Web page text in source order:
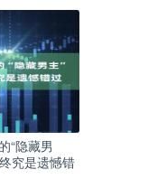
“隐藏男
究是遗憾错